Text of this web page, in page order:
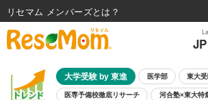
JP
大学受験 by 東進 医学部 東大
医専予備校徹底リサーチ 河合塾×東大特
リセマム メンバーズ